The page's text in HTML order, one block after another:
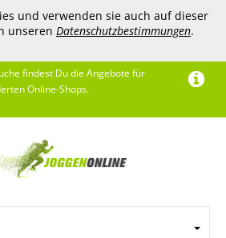
und verwenden sie auch auf dieser
unseren Datenschutzbestimmungen.
findest Du die Angebote für
Online-Shops.